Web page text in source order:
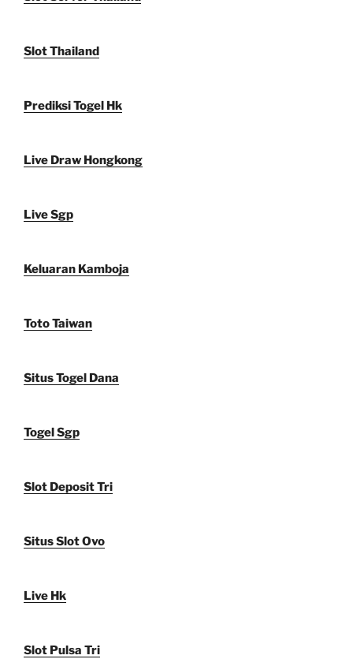
Slot Thailand
Prediksi Togel Hk
Live Draw Hongkong
Live Sgp
Keluaran Kamboja
Toto Taiwan
Situs Togel Dana
Togel Sgp
Slot Deposit Tri
Situs Slot Ovo
Live Hk
Slot Pulsa Tri